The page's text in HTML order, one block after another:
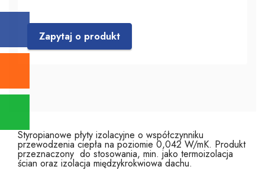
Zapytaj o produkt
Styropianowe płyty izolacyjne o współczynniku
przewodzenia ciepła na poziomie 0,042 W/mK. Produkt
przeznaczony do stosowania, min. jako termoizolacja
ścian oraz izolacja międzykrokwiowa dachu.